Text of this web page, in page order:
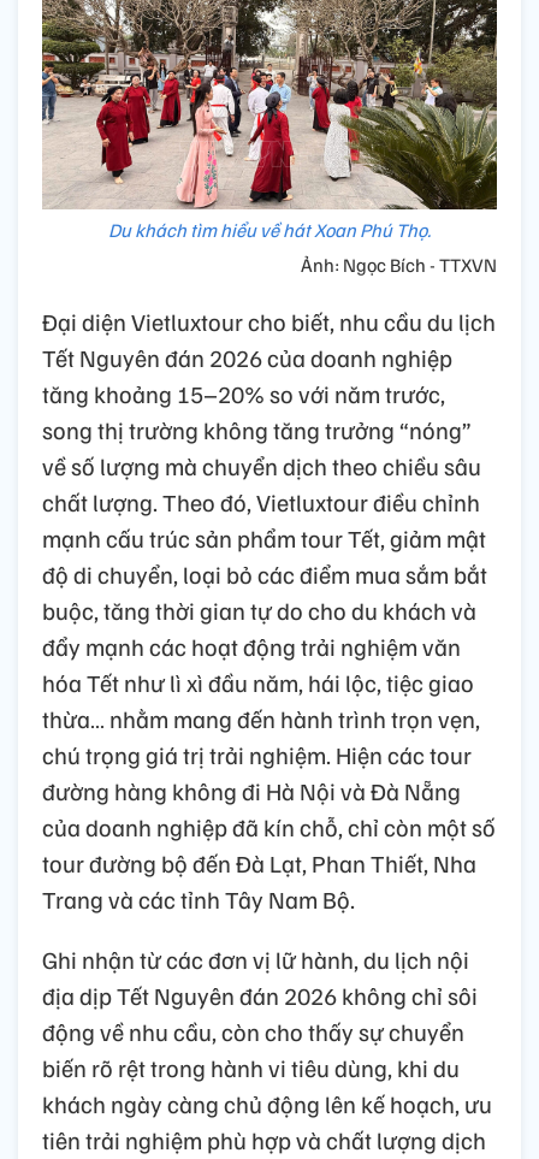
Du khách tìm hiểu về hát Xoan Phú Thọ.
Ảnh: Ngọc Bích - TTXVN
Đại diện Vietluxtour cho biết, nhu cầu du lịch
Tết Nguyên đán 2026 của doanh nghiệp
tăng khoảng 15–20% so với năm trước,
song thị trường không tăng trưởng “nóng”
về số lượng mà chuyển dịch theo chiều sâu
chất lượng. Theo đó, Vietluxtour điều chỉnh
mạnh cấu trúc sản phẩm tour Tết, giảm mật
độ di chuyển, loại bỏ các điểm mua sắm bắt
buộc, tăng thời gian tự do cho du khách và
đẩy mạnh các hoạt động trải nghiệm văn
hóa Tết như lì xì đầu năm, hái lộc, tiệc giao
thừa… nhằm mang đến hành trình trọn vẹn,
chú trọng giá trị trải nghiệm. Hiện các tour
đường hàng không đi Hà Nội và Đà Nẵng
của doanh nghiệp đã kín chỗ, chỉ còn một số
tour đường bộ đến Đà Lạt, Phan Thiết, Nha
Trang và các tỉnh Tây Nam Bộ.
Ghi nhận từ các đơn vị lữ hành, du lịch nội
địa dịp Tết Nguyên đán 2026 không chỉ sôi
động về nhu cầu, còn cho thấy sự chuyển
biến rõ rệt trong hành vi tiêu dùng, khi du
khách ngày càng chủ động lên kế hoạch, ưu
tiên trải nghiệm phù hợp và chất lượng dịch